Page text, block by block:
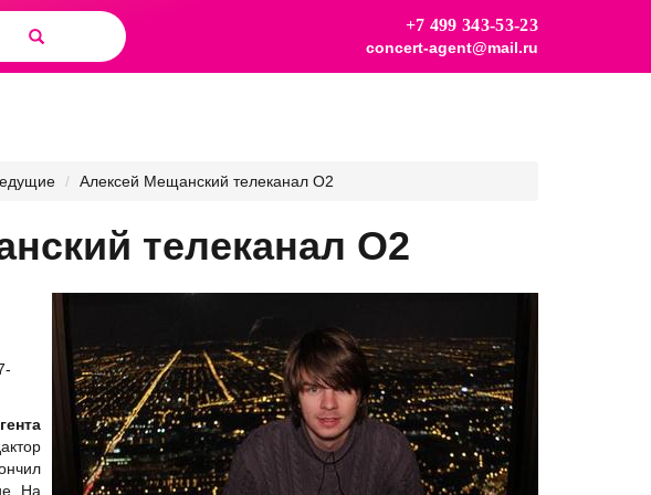
+7 499 343-53-23
concert-agent@mail.ru
Алексей Мещанский телеканал О2
телеканал О2
На